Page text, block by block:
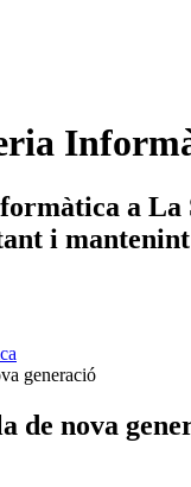
a La
i
generació
de nova